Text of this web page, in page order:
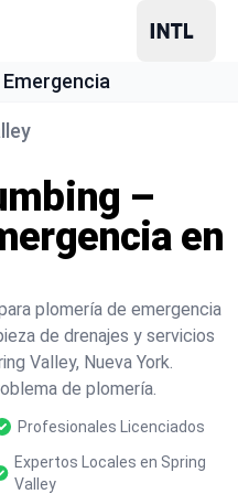
–
en
plomería de emergencia
de drenajes y servicios
Valley, Nueva York.
de plomería.
Profesionales Licenciados
Expertos Locales en Spring
Valley